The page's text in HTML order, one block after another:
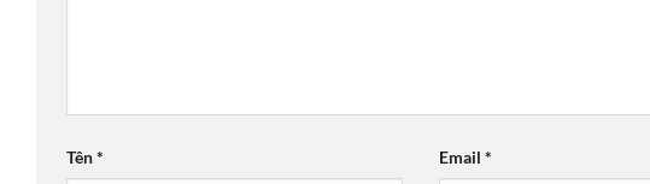
Tên* Email*